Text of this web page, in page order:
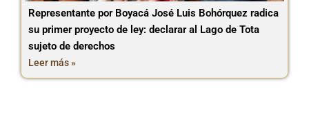
Representante por Boyacá José Luis Bohórquez radica
su primer proyecto de ley: declarar al Lago de Tota
sujeto de derechos
Leer más »